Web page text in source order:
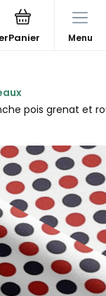
Menu
pois grenat et